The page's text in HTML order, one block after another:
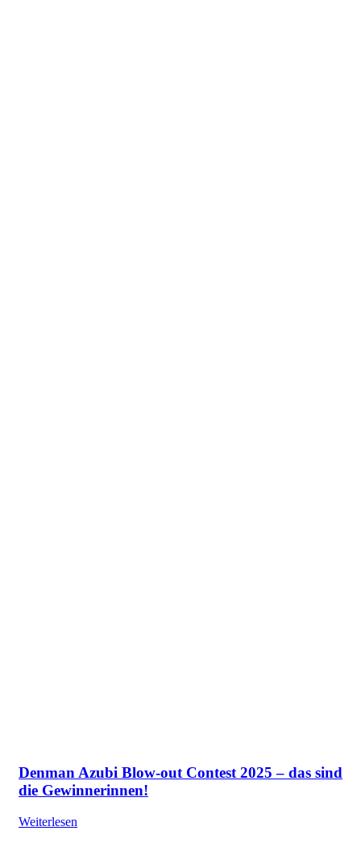
Denman Azubi Blow-out Contest 2025 – das sind
die Gewinnerinnen!
Weiterlesen